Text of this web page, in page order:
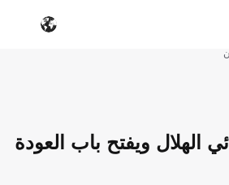
الهلال ويفتح باب العودة